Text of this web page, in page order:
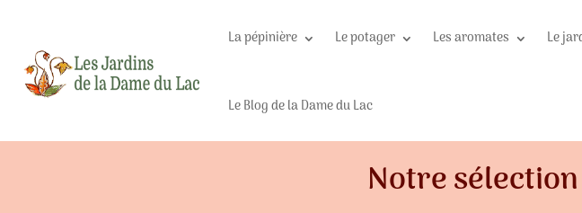
La pépinière Le potager Les aromates Le
Le Blog de la Dame du Lac
Notre